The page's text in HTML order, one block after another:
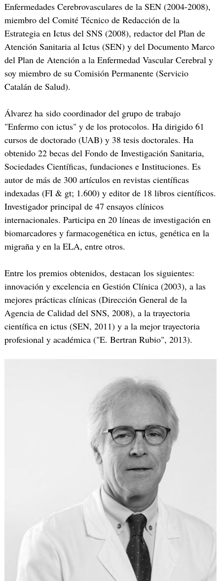
Enfermedades Cerebrovasculares de la SEN (2004-2008),
miembro del Comité Técnico de Redacción de la
Estrategia en Ictus del SNS (2008), redactor del Plan de
Atención Sanitaria al Ictus (SEN) y del Documento Marco
del Plan de Atención a la Enfermedad Vascular Cerebral y
soy miembro de su Comisión Permanente (Servicio
Catalán de Salud).
Álvarez ha sido coordinador del grupo de trabajo
"Enfermo con ictus" y de los protocolos. Ha dirigido 61
cursos de doctorado (UAB) y 38 tesis doctorales. Ha
obtenido 22 becas del Fondo de Investigación Sanitaria,
Sociedades Científicas, fundaciones e Instituciones. Es
autor de más de 300 artículos en revistas científicas
indexadas (FI & gt; 1.600) y editor de 18 libros científicos.
Investigador principal de 47 ensayos clínicos
internacionales. Participa en 20 líneas de investigación en
biomarcadores y farmacogenética en ictus, genética en la
migraña y en la ELA, entre otros.
Entre los premios obtenidos, destacan los siguientes:
innovación y excelencia en Gestión Clínica (2003), a las
mejores prácticas clínicas (Dirección General de la
Agencia de Calidad del SNS, 2008), a la trayectoria
científica en ictus (SEN, 2011) y a la mejor trayectoria
profesional y académica ("E. Bertran Rubio", 2013).